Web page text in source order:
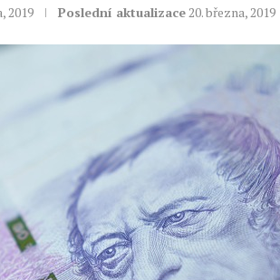
2019 Poslední aktualizace20. března, 2019